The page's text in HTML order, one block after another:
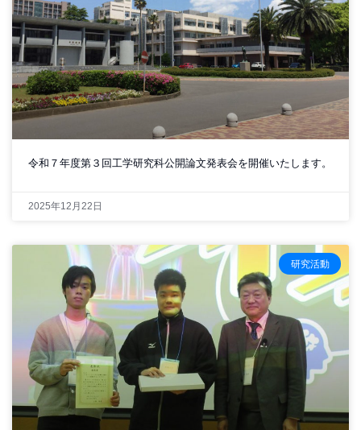
令和７年度第３回工学研究科公開論文発表会を開催いたします。
2025年12月22日
研究活動